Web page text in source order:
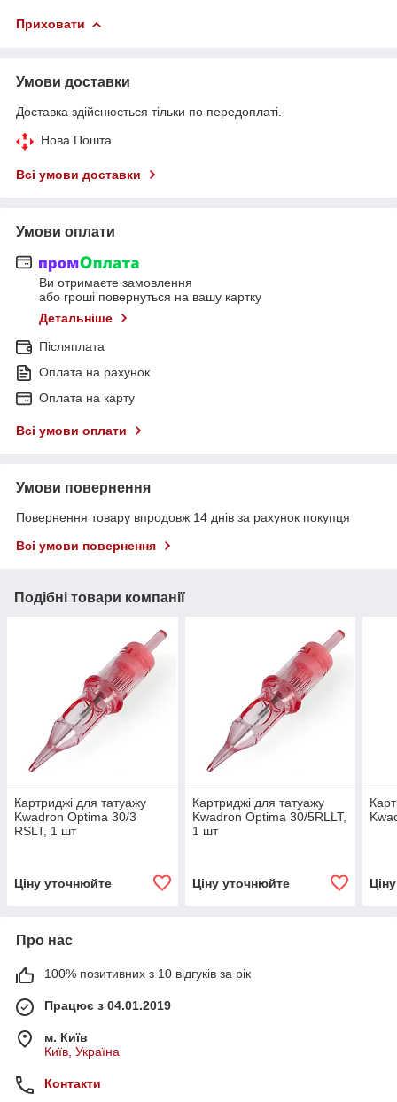
Приховати
Умови доставки
Доставка здійснюється тільки по передоплаті.
Нова Пошта
Всі умови доставки
Умови оплати
Ви отримаєте замовлення
або гроші повернуться на вашу картку
Детальніше
Післяплата
Оплата на рахунок
Оплата на карту
Всі умови оплати
Умови повернення
Повернення товару впродовж 14 днів за рахунок покупця
Всі умови повернення
Подібні товари компанії
Картриджі для татуажу
Kwadron Optima 30/3
RSLT, 1 шт
Ціну уточнюйте
Картриджі для татуажу
Kwadron Optima 30/5RLLT,
1 шт
Ціну уточнюйте
Про нас
100% позитивних з 10 відгуків за рік
Працює з 04.01.2019
м. Київ
Київ, Україна
Контакти